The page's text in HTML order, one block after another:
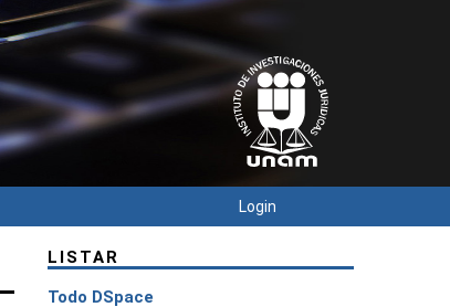
Login
LISTAR
Todo DSpace